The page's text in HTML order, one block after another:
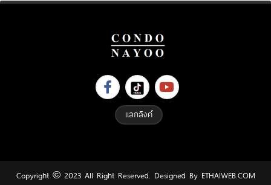
แลกลิงค์
Copyright © 2023 All Right Reserved. Designed By ETHAIWEB.COM